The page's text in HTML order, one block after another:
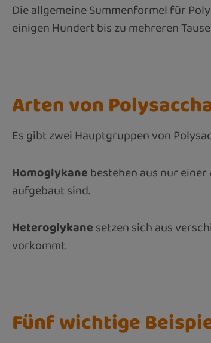
Die allgemeine Summenformel für
einigen Hundert bis zu mehreren
Arten von
Es gibt zwei Hauptgruppen von
Homoglykanebestehen aus nur
aufgebaut sind.
Heteroglykanesetzen sich aus
vorkommt.
Fünf wichtige